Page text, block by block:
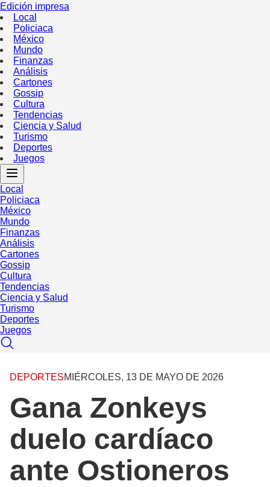
Edición impresa
Local
Policiaca
México
Mundo
Finanzas
Análisis
Cartones
Gossip
Cultura
Tendencias
Ciencia y Salud
Turismo
Deportes
Juegos
Local
Policiaca
México
Mundo
Finanzas
Análisis
Cartones
Gossip
Cultura
Tendencias
Ciencia y Salud
Turismo
Deportes
Juegos
DEPORTESMIÉRCOLES, 13 DE MAYO DE 2026
Gana Zonkeys
duelo cardíaco
ante Ostioneros